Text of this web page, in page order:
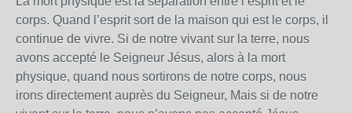
corps. Quand l’esprit sort de la maison qui est le corps, il
continue de vivre. Si de notre vivant sur la terre, nous
avons accepté le Seigneur Jésus, alors à la mort
physique, quand nous sortirons de notre corps, nous
irons directement auprès du Seigneur, Mais si de notre